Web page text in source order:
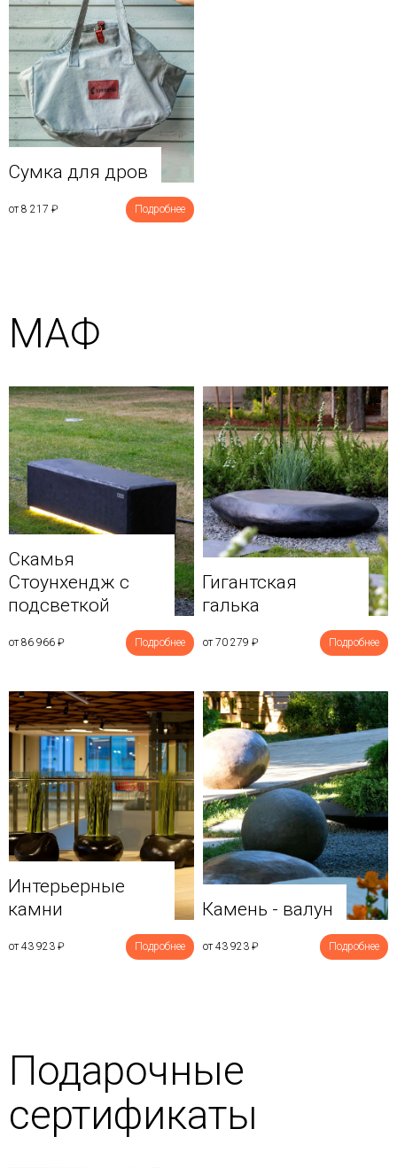
Сумка для дров
от 8 217 ₽ Подробнее
МАФ
Скамья
Стоунхендж с
подсветкой
от 86 966 ₽ Подробнее
Гигантская
галька
от 70 279 ₽ Подробнее
Интерьерные
камни
от 43 923 ₽ Подробнее
Камень - валун
от 43 923 ₽ Подробнее
Подарочные
сертификаты